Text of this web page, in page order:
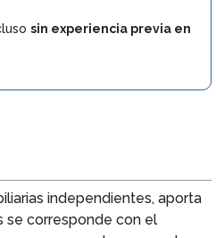
sin experiencia previa en
independientes, aporta
se corresponde con el